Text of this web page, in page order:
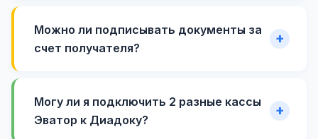
Можно ли подписывать документы за
счет получателя?
Могу ли я подключить 2 разные кассы
Эватор к Диадоку?